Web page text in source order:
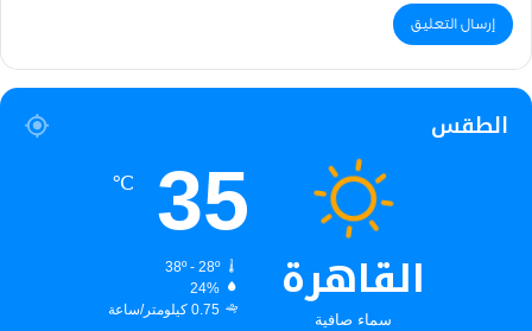
الطقس
القاهرة
سماء صافية
35
℃
38º - 28º
24%
0.75 كيلومتر/ساعة